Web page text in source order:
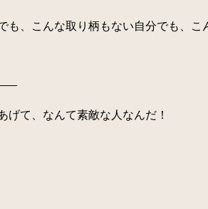
、こんな取り柄もない自分でも、
て、なんて素敵な人なんだ！